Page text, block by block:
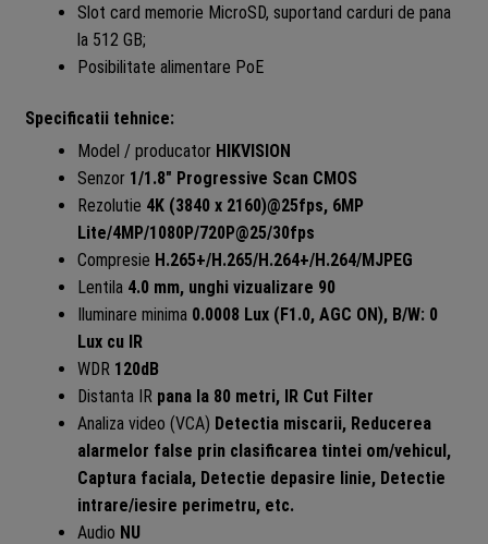
Slot card memorie MicroSD, suportand carduri de pana
la 512 GB;
Posibilitate alimentare PoE
Specificatii tehnice:
Model / producator HIKVISION
Senzor 1/1.8″ Progressive Scan CMOS
Rezolutie 4K (3840 x 2160)@25fps, 6MP
Lite/4MP/1080P/720P@25/30fps
Compresie H.265+/H.265/H.264+/H.264/MJPEG
Lentila 4.0 mm, unghi vizualizare 90
Iluminare minima 0.0008 Lux (F1.0, AGC ON), B/W: 0
Lux cu IR
WDR 120dB
Distanta IR pana la 80 metri, IR Cut Filter
Analiza video (VCA) Detectia miscarii, Reducerea
alarmelor false prin clasificarea tintei om/vehicul,
Captura faciala, Detectie depasire linie, Detectie
intrare/iesire perimetru, etc.
Audio NU